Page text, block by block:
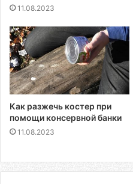
11.08.2023
Как разжечь костер при
помощи консервной банки
11.08.2023